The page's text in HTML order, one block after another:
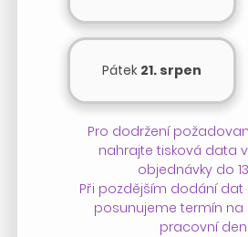
Pátek 21. srpen
Pro dodržení
nahrajte tisková data
objednávky do
Při pozdějším dodání
posunujeme termín na
pracovní den.